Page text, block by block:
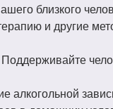
близкого
и другие
алкогольной